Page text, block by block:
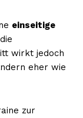
einseitige
wirkt jedoch
eher wie
zur